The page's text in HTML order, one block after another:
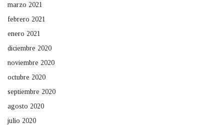
marzo 2021
febrero 2021
enero 2021
diciembre 2020
noviembre 2020
octubre 2020
septiembre 2020
agosto 2020
julio 2020